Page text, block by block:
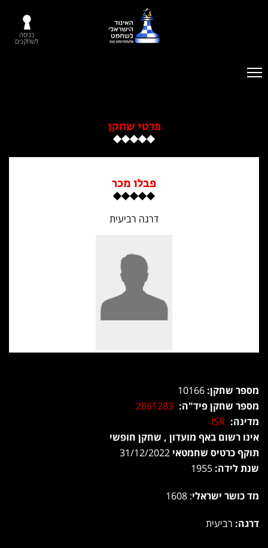
כניסה
לשחקנים
פרטי שחקן
פבלו מכר
דרגה רביעית
מספר שחקן:
מספר שחקן פיד"ה: 2861283
מדינה: ISR
אינו רשום באף מועדון , שחקן חופשי
תוקף כרטיס שחמטאי
שנת לידה:
מד כושר ישראלי: 1608
דרגה: רביעית